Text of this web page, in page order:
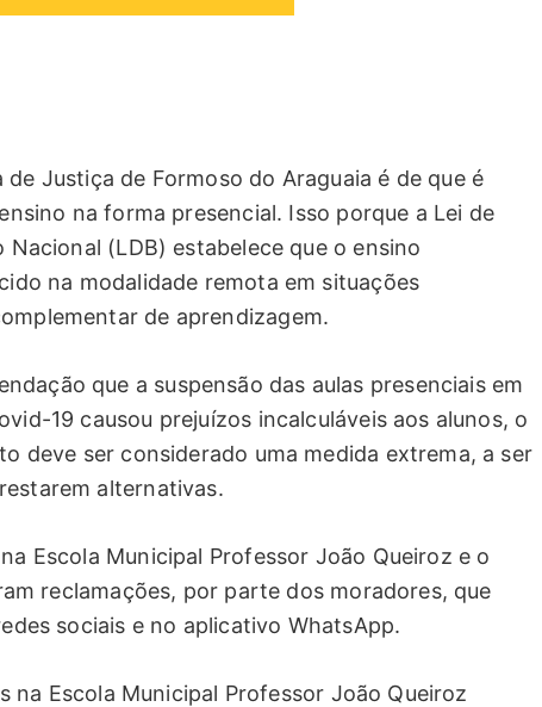
Justiça de Formoso do Araguaia é de que é
na forma presencial. Isso porque a Lei de
Nacional (LDB) estabelece que o ensino
na modalidade remota em situações
de aprendizagem.
que a suspensão das aulas presenciais em
19 causou prejuízos incalculáveis aos alunos, o
deve ser considerado uma medida extrema, a ser
alternativas.
Escola Municipal Professor João Queiroz e o
reclamações, por parte dos moradores, que
sociais e no aplicativo WhatsApp.
na Escola Municipal Professor João Queiroz